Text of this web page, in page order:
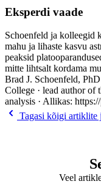
Eksperdi vaade
Schoenfeld ja kolleegid
mahu ja lihaste kasvu
peaksid
mitte lihtsalt kordama
Brad J. Schoenfeld,
College · lead author of
analysis · Allikas:
Tagasi kõigi artiklite
Veel